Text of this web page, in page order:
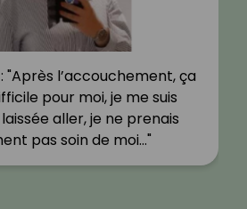
"Après l’accouchement, ça
pour moi, je me suis
aller, je ne prenais
pas soin de moi…"